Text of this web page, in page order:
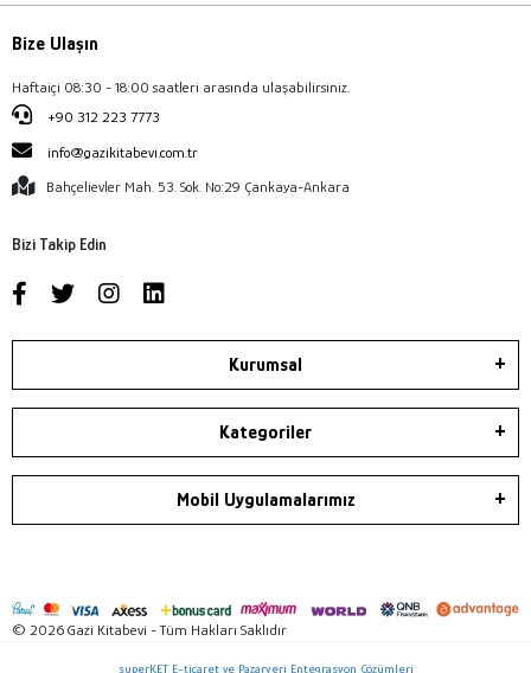
Bize Ulaşın
Haftaiçi 08:30 - 18:00 saatleri arasında ulaşabilirsiniz.
+90 312 223 7773
info@gazikitabevi.com.tr
Bahçelievler Mah. 53. Sok. No:29 Çankaya-Ankara
Bizi Takip Edin
Kurumsal
Kategoriler
Mobil Uygulamalarımız
© 2026 Gazi Kitabevi - Tüm Hakları Saklıdır
superKET E-ticaret ve Pazaryeri Entegrasyon Çözümleri